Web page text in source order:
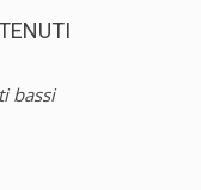
bassi